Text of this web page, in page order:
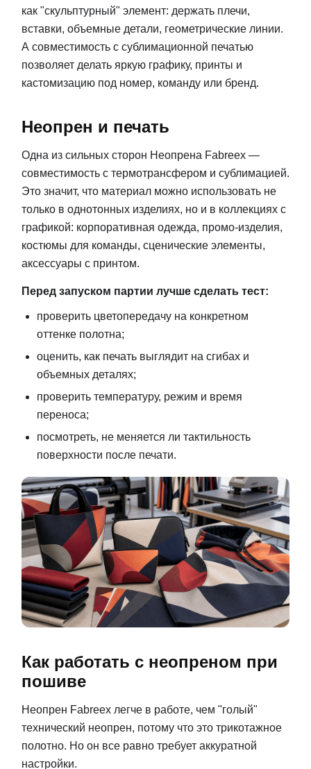
как "скульптурный" элемент: держать плечи,
вставки, объемные детали, геометрические линии.
А совместимость с сублимационной печатью
позволяет делать яркую графику, принты и
кастомизацию под номер, команду или бренд.
Неопрен и печать
Одна из сильных сторон Неопрена Fabreex —
совместимость с термотрансфером и сублимацией.
Это значит, что материал можно использовать не
только в однотонных изделиях, но и в коллекциях с
графикой: корпоративная одежда, промо-изделия,
костюмы для команды, сценические элементы,
аксессуары с принтом.
Перед запуском партии лучше сделать тест:
проверить цветопередачу на конкретном
оттенке полотна;
оценить, как печать выглядит на сгибах и
объемных деталях;
проверить температуру, режим и время
переноса;
посмотреть, не меняется ли тактильность
поверхности после печати.
Как работать с неопреном при
пошиве
Неопрен Fabreex легче в работе, чем "голый"
технический неопрен, потому что это трикотажное
полотно. Но он все равно требует аккуратной
настройки.